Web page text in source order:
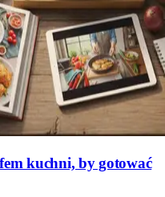
kuchni, by gotować